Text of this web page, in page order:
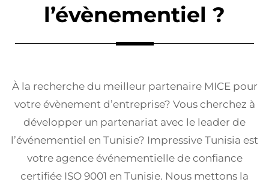
l’évènementiel ?
À la recherche du meilleur partenaire MICE pour
votre évènement d’entreprise? Vous cherchez à
développer un partenariat avec le leader de
l’événementiel en Tunisie? Impressive Tunisia est
votre agence événementielle de confiance
certifiée ISO 9001 en Tunisie. Nous mettons la